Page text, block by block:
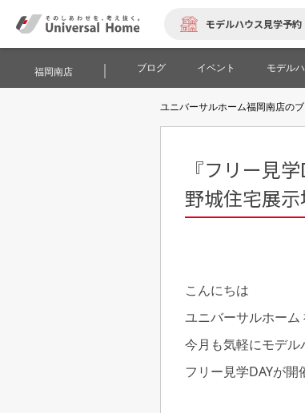
モデルハウス見学予約
福岡南店 ブログ イベント モデル
ユニバーサルホーム福岡南店の
『フリー見
野城住宅展示
こんにちは
ユニバーサルホーム
今月も気軽にモデル
フリー見学DAYが開